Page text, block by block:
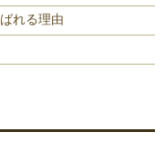
れる理由